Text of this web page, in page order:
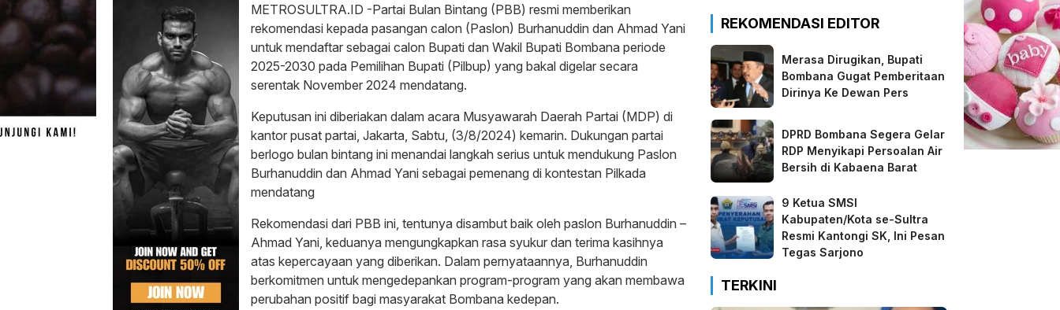
METROSULTRA.ID -Partai Bulan Bintang (PBB) resmi memberikan
rekomendasi kepada pasangan calon (Paslon) Burhanuddin dan Ahmad Yani
untuk mendaftar sebagai calon Bupati dan Wakil Bupati Bombana periode
2025-2030 pada Pemilihan Bupati (Pilbup) yang bakal digelar secara
serentak November 2024 mendatang.
Keputusan ini diberiakan dalam acara Musyawarah Daerah Partai (MDP) di
kantor pusat partai, Jakarta, Sabtu, (3/8/2024) kemarin. Dukungan partai
berlogo bulan bintang ini menandai langkah serius untuk mendukung Paslon
Burhanuddin dan Ahmad Yani sebagai pemenang di kontestan Pilkada
mendatang
Rekomendasi dari PBB ini, tentunya disambut baik oleh paslon Burhanuddin –
Ahmad Yani, keduanya mengungkapkan rasa syukur dan terima kasihnya
atas kepercayaan yang diberikan. Dalam pernyataannya, Burhanuddin
berkomitmen untuk mengedepankan program-program yang akan membawa
perubahan positif bagi masyarakat Bombana kedepan.
Ribu
Warga
Bombana
Deforestasi
Kabaen
REKOMENDASI EDITOR
Merasa Dirugikan, Bupati
Bombana Gugat Pemberitaan
Dirinya Ke Dewan Pers
DPRD Bombana Segera Gelar
RDP Menyikapi Persoalan Air
Bersih di Kabaena Barat
9 Ketua SMSI
Kabupaten/Kota se-Sultra
Resmi Kantongi SK, Ini Pesan
Tegas Sarjono
TERKINI